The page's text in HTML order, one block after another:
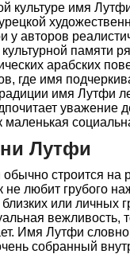
культуре имя
у авторов
памяти
арабских
где имя
имя Лутфи
уважение
маленькая
Лутфи
строится на
не любит грубого
близких или
Имя Лутфи
собранный